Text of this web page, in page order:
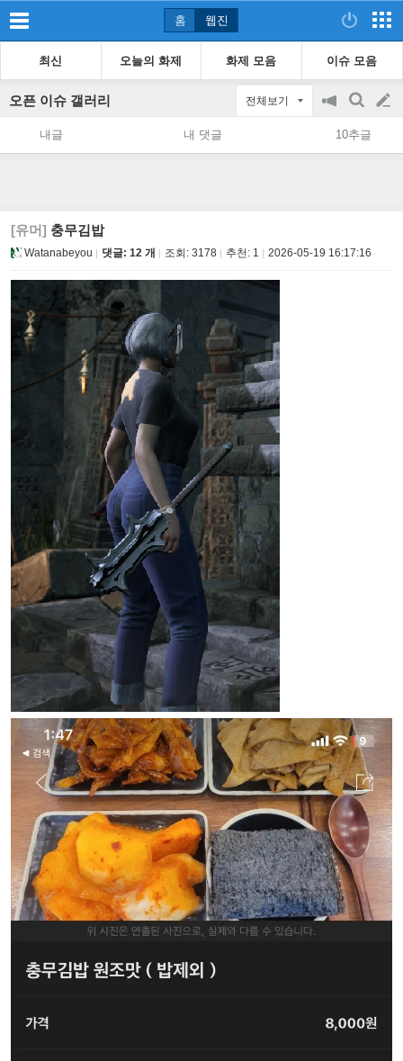
홈 웹진
최신 오늘의 화제 화제 모음 이슈 모음
오픈 이슈 갤러리 전체보기
공
지
on/off
검
색
글
쓰
내글 내 댓글 10추글
[유머] 충무김밥
Watanabeyou 댓글: 12 개 조회: 3178 추천: 1 2026-05-19 16:17:16